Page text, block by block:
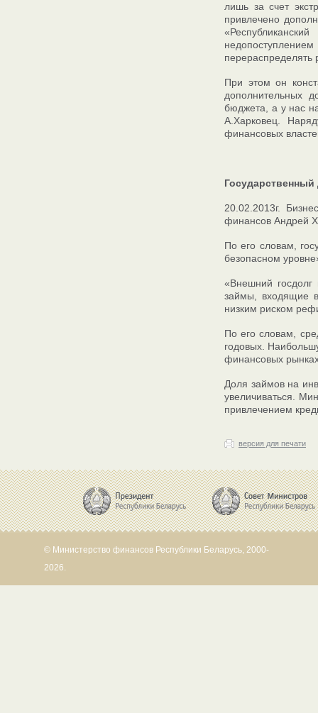
лишь за счет
привлечено
перераспределять
При этом он
дополнительных
бюджета, а у нас
А.Харковец.
финансовых
Государственный
20.02.2013г.
финансов Андрей
По его словам,
безопасном
«Внешний
займы, входящие в
низким риском
По его словам,
годовых.
финансовых
Доля займов на
увеличиваться.
привлечением
версия для печати
© Министерство финансов Республики Беларусь, 2000-
2026.